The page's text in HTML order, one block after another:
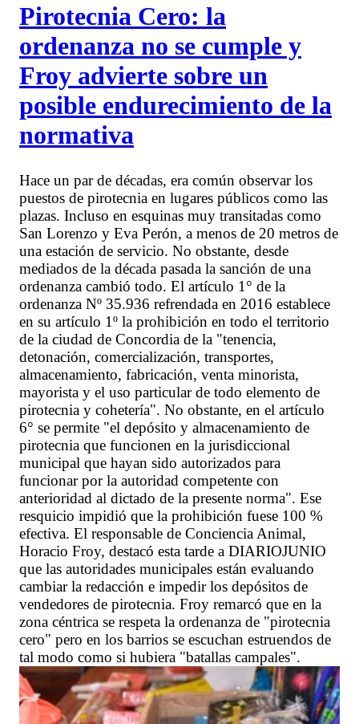
Pirotecnia Cero: la
ordenanza no se cumple y
Froy advierte sobre un
posible endurecimiento de la
normativa
Hace un par de décadas, era común observar los
puestos de pirotecnia en lugares públicos como las
plazas. Incluso en esquinas muy transitadas como
San Lorenzo y Eva Perón, a menos de 20 metros de
una estación de servicio. No obstante, desde
mediados de la década pasada la sanción de una
ordenanza cambió todo. El artículo 1° de la
ordenanza Nº 35.936 refrendada en 2016 establece
en su artículo 1º la prohibición en todo el territorio
de la ciudad de Concordia de la "tenencia,
detonación, comercialización, transportes,
almacenamiento, fabricación, venta minorista,
mayorista y el uso particular de todo elemento de
pirotecnia y cohetería". No obstante, en el artículo
6° se permite "el depósito y almacenamiento de
pirotecnia que funcionen en la jurisdiccional
municipal que hayan sido autorizados para
funcionar por la autoridad competente con
anterioridad al dictado de la presente norma". Ese
resquicio impidió que la prohibición fuese 100 %
efectiva. El responsable de Conciencia Animal,
Horacio Froy, destacó esta tarde a DIARIOJUNIO
que las autoridades municipales están evaluando
cambiar la redacción e impedir los depósitos de
vendedores de pirotecnia. Froy remarcó que en la
zona céntrica se respeta la ordenanza de "pirotecnia
cero" pero en los barrios se escuchan estruendos de
tal modo como si hubiera "batallas campales".